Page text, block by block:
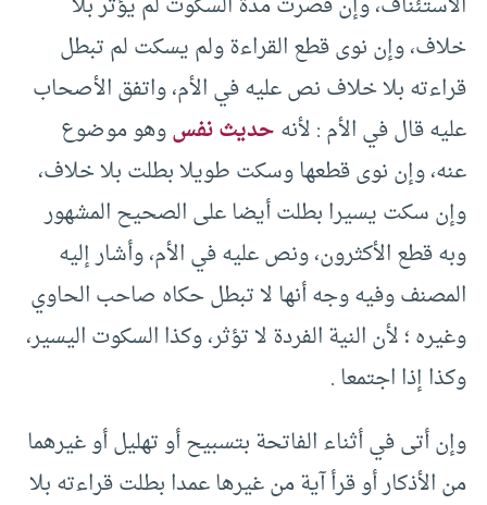
خلاف، وإن نوى قطع القراءة ولم يسكت لم تبطل
قراءته بلا خلاف نص عليه في الأم، واتفق الأصحاب
عليه قال في الأم : لأنهحديث نفسوهو موضوع
عنه، وإن نوى قطعها وسكت طويلا بطلت بلا خلاف،
وإن سكت يسيرا بطلت أيضا على الصحيح المشهور
وبه قطع الأكثرون، ونص عليه في الأم، وأشار إليه
المصنف وفيه وجه أنها لا تبطل حكاه صاحب الحاوي
وغيره ؛ لأن النية الفردة لا تؤثر، وكذا السكوت اليسير،
وكذا إذا اجتمعا .
وإن أتى في أثناء الفاتحة بتسبيح أو تهليل أو غيرهما
من الأذكار أو قرأ آية من غيرها عمدا بطلت قراءته بلا